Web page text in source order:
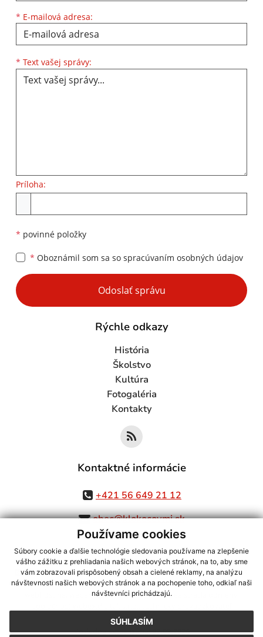
Používame cookies
Súbory cookie a ďalšie technológie sledovania používame na zlepšenie
vášho zážitku z prehliadania našich webových stránok, na to, aby sme
vám zobrazovali prispôsobený obsah a cielené reklamy, na analýzu
návštevnosti našich webových stránok a na pochopenie toho, odkiaľ naši
návštevníci prichádzajú.
SÚHLASÍM
* E-mailová adresa:
* Text vašej správy:
Príloha:
* povinné položky
* Oboznámil som sa so spracúvaním osobných údajov
Google reCaptcha Response
Odoslať správu
Rýchle odkazy
História
Školstvo
Kultúra
Fotogaléria
Kontakty
Kontaktné informácie
+421 56 649 21 12
obec@klokocovmi.sk
využite možnosť získavania aktuálnych informácií s využitím RSS
CMS systém (redakčný) systém ECHELON 2,Mapa stránok,web portál
webex.digital, s.r.o.,domény,registrácia domény
Posledná aktualizácia:07.08.2026